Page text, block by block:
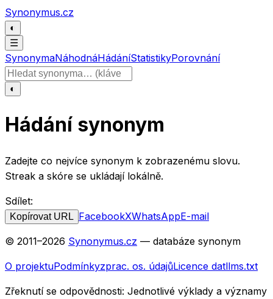
Přeskočit na obsah
Synonymus.cz
◐
☰
SynonymaNáhodnáHádáníStatistikyPorovnání
Hledat slovo
◐
Hádání synonym
Zadejte co nejvíce synonym k zobrazenému slovu.
Streak a skóre se ukládají lokálně.
Sdílet:
Kopírovat URL FacebookXWhatsAppE-mail
© 2011–2026 Synonymus.cz — databáze synonym
O projektuPodmínkyzprac. os. údajůLicence datllms.txt
Zřeknutí se odpovědnosti: Jednotlivé výklady a významy